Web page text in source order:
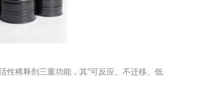
性稀释剂三重功能，其“可反应、不迁移、低